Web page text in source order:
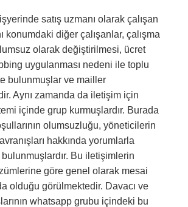
satış uzmanı olarak çalışan
konumdaki diğer çalışanlar, çalışma
olarak değiştirilmesi, ücret
uygulanması nedeni ile toplu
bulunmuşlar ve mailler
Aynı zamanda da iletişim için
içinde grup kurmuşlardır. Burada
olumsuzluğu, yöneticilerin
hakkında yorumlarla
Bu iletişimlerin
göre genel olarak mesai
olduğu görülmektedir. Davacı ve
whatsapp grubu içindeki bu